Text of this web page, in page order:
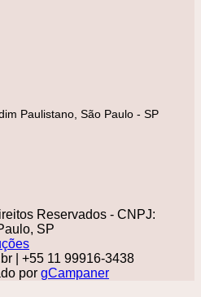
Paulistano, São Paulo - SP
Reservados - CNPJ:
SP
| +55 11 99916-3438
por gCampaner